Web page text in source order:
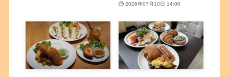
2026年07月10日 14:00